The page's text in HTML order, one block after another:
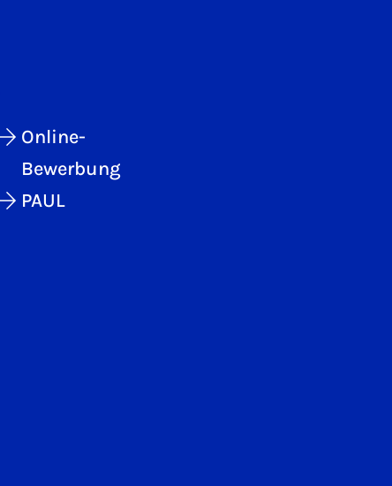
Online-
Bewerbung
PAUL